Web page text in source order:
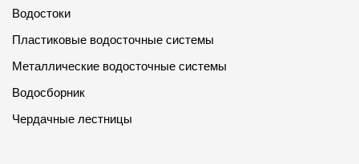
Водостоки
Пластиковые водосточные системы
Металлические водосточные системы
Водосборник
Чердачные лестницы